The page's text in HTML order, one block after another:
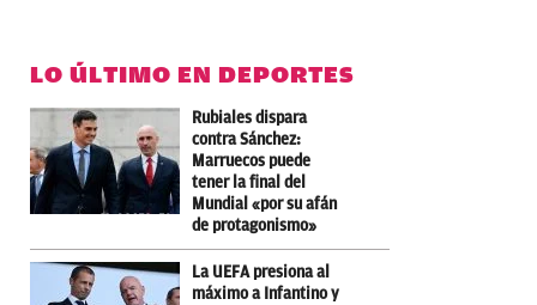
LO ÚLTIMO EN DEPORTES
Rubiales dispara
contra Sánchez:
Marruecos puede
tener la final del
Mundial «por su afán
de protagonismo»
La UEFA presiona al
máximo a Infantino y